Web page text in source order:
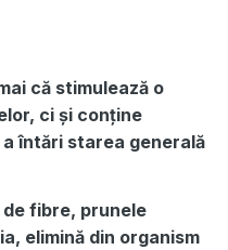
că stimulează o
ci și conține
întări starea generală
fibre, prunele
elimină din organism